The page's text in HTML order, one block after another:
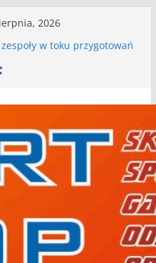
2026
w toku przygotowań
naszych piłkarskich
edycję Ligi Szóstek w
kontrolne, piłkarskie
I Edycji Lidze Szóstek Piłki